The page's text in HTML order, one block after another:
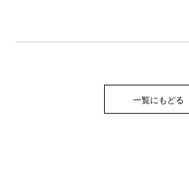
一覧にもどる